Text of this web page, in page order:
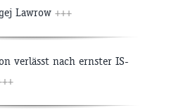
Lawrow +++
verlässt nach ernster IS-